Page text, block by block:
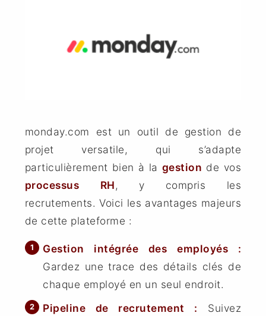
monday.com est un outil de gestion de
projet versatile, qui s’adapte
particulièrement bien à la gestion de vos
processus
RH, y compris les
recrutements. Voici les avantages majeurs
de cette plateforme :
Gestion intégrée des employés :
Gardez une trace des détails clés de
chaque employé en un seul endroit.
Pipeline de recrutement : Suivez